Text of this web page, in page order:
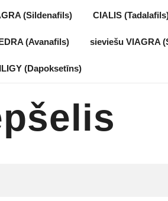
(Sildenafils) CIALIS
(Avanafils) sieviešu VIAGRA
(Dapoksetīns)